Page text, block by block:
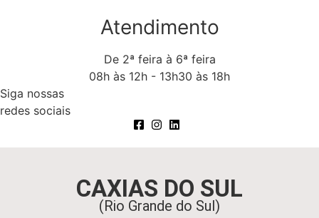
Atendimento
De 2ª feira à 6ª feira
08h às 12h - 13h30 às 18h
Siga nossas
redes sociais
CAXIAS DO SUL
(Rio Grande do Sul)